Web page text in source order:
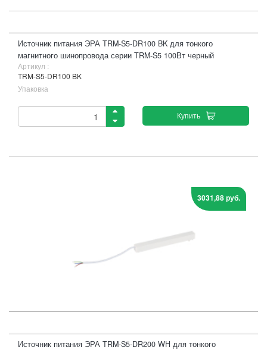
Источник питания ЭРА TRM-S5-DR100 BK для тонкого
магнитного шинопровода серии TRM-S5 100Вт черный
Артикул :
TRM-S5-DR100 BK
Упаковка
Купить
3031,88 руб.
Источник питания ЭРА TRM-S5-DR200 WH для тонкого